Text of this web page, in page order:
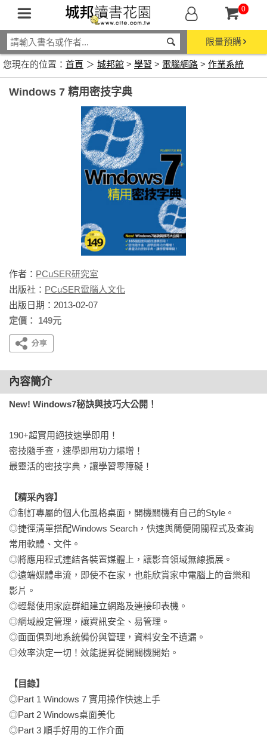
0
限量預購
您現在的位置： 首頁 ＞ 城邦館 > 學習 > 電腦網路 > 作業系統
Windows 7 精用密技字典
作者： PCuSER研究室
出版社： PCuSER電腦人文化
出版日期：2013-02-07
定價： 149元
內容簡介
New! Windows7秘訣與技巧大公開！
190+超實用絕技速學即用！
密技隨手查，速學即用功力爆增！
最靈活的密技字典，讓學習零障礙！
【精采內容】
◎制訂專屬的個人化風格桌面，開機關機有自己的Style。
◎捷徑清單搭配Windows Search，快速與簡便開關程式及查詢
常用軟體、文件。
◎將應用程式連結各裝置媒體上，讓影音領域無線擴展。
◎遠端媒體串流，即使不在家，也能欣賞家中電腦上的音樂和
影片。
◎輕鬆使用家庭群組建立網路及連接印表機。
◎網域設定管理，讓資訊安全、易管理。
◎面面俱到地系統備份與管理，資料安全不遺漏。
◎效率決定一切！效能提昇從開關機開始。
【目錄】
◎Part 1 Windows 7 實用操作快速上手
◎Part 2 Windows桌面美化
◎Part 3 順手好用的工作介面